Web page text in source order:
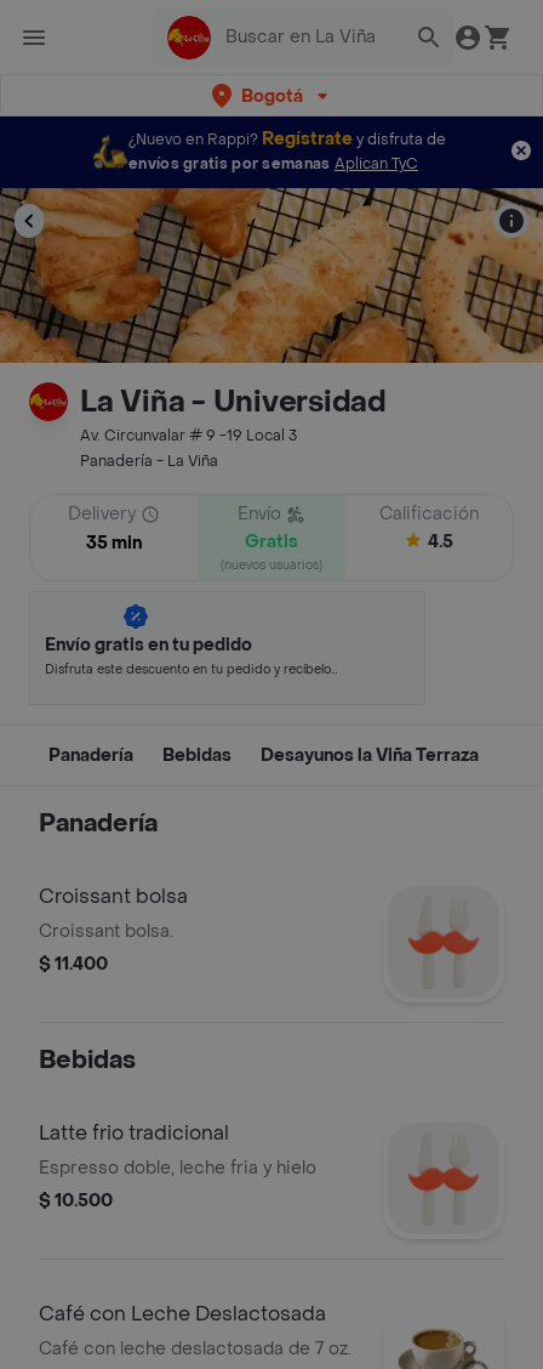
Bogotá
¿Nuevo en Rappi? Regístratey disfruta de
envíos gratis por semanas Aplican TyC
La Viña - Universidad
Av. Circunvalar # 9 -19 Local 3
Panadería - La Viña
Delivery
35 min
Envío
Gratis
(nuevos usuarios)
Calificación
4.5
Envío gratis en tu pedido
Disfruta este descuento en tu pedido y recíbelo
Panadería Bebidas Desayunos la Viña Terraza
Panadería
Croissant bolsa
Croissant bolsa.
$ 11.400
Bebidas
Latte frio tradicional
Espresso doble, leche fria y hielo
$ 10.500
Café con Leche Deslactosada
Café con leche deslactosada de 7 oz.